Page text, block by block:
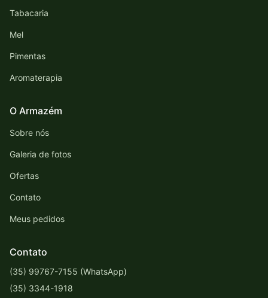
Tabacaria
Mel
Pimentas
Aromaterapia
O Armazém
Sobre nós
Galeria de fotos
Ofertas
Contato
Meus pedidos
Contato
(35) 99767-7155 (WhatsApp)
(35) 3344-1918